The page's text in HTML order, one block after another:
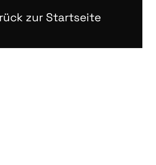
zur Startseite